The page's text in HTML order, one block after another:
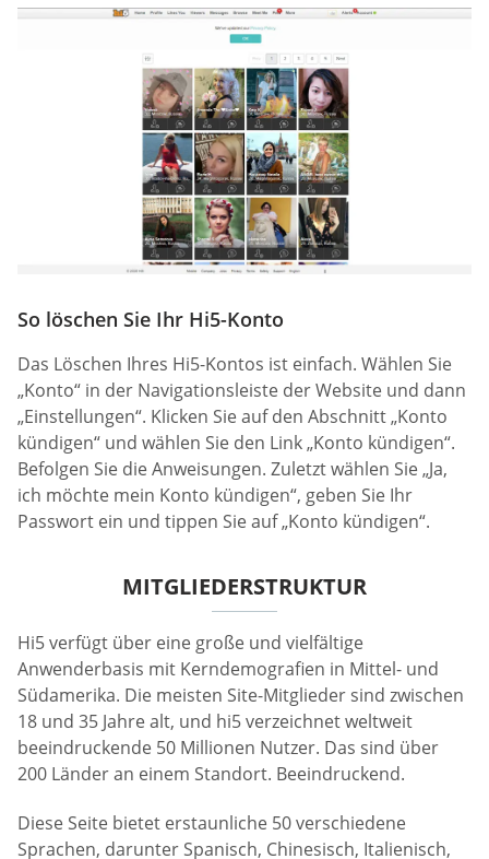
So löschen Sie Ihr Hi5-Konto
Das Löschen Ihres Hi5-Kontos ist einfach. Wählen Sie
„Konto“ in der Navigationsleiste der Website und dann
„Einstellungen“. Klicken Sie auf den Abschnitt „Konto
kündigen“ und wählen Sie den Link „Konto kündigen“.
Befolgen Sie die Anweisungen. Zuletzt wählen Sie „Ja,
ich möchte mein Konto kündigen“, geben Sie Ihr
Passwort ein und tippen Sie auf „Konto kündigen“.
MITGLIEDERSTRUKTUR
Hi5 verfügt über eine große und vielfältige
Anwenderbasis mit Kerndemografien in Mittel- und
Südamerika. Die meisten Site-Mitglieder sind zwischen
18 und 35 Jahre alt, und hi5 verzeichnet weltweit
beeindruckende 50 Millionen Nutzer. Das sind über
200 Länder an einem Standort. Beeindruckend.
Diese Seite bietet erstaunliche 50 verschiedene
Sprachen, darunter Spanisch, Chinesisch, Italienisch,